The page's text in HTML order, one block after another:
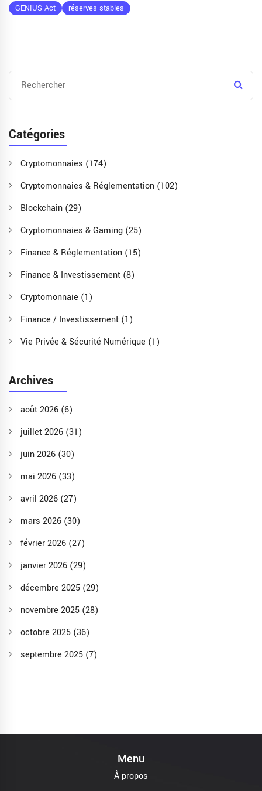
GENIUS Act
réserves stables
Catégories
Cryptomonnaies (174)
Cryptomonnaies & Réglementation (102)
Blockchain (29)
Cryptomonnaies & Gaming (25)
Finance & Réglementation (15)
Finance & Investissement (8)
Cryptomonnaie (1)
Finance / Investissement (1)
Vie Privée & Sécurité Numérique (1)
Archives
août 2026 (6)
juillet 2026 (31)
juin 2026 (30)
mai 2026 (33)
avril 2026 (27)
mars 2026 (30)
février 2026 (27)
janvier 2026 (29)
décembre 2025 (29)
novembre 2025 (28)
octobre 2025 (36)
septembre 2025 (7)
Menu
À propos